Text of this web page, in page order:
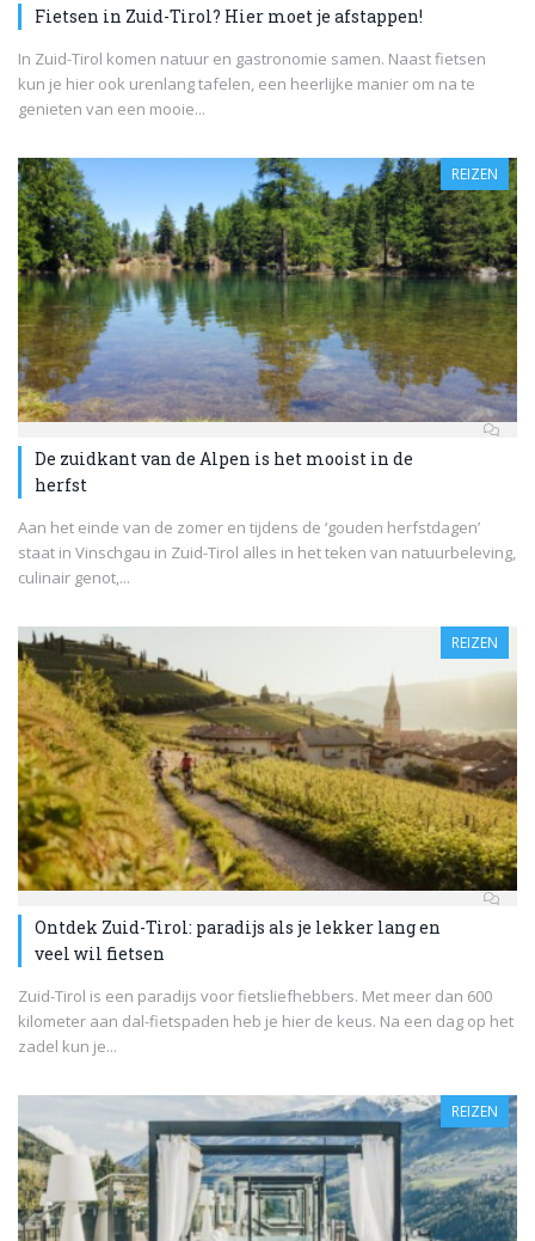
Fietsen in Zuid-Tirol? Hier moet je afstappen!
In Zuid-Tirol komen natuur en gastronomie samen. Naast fietsen
kun je hier ook urenlang tafelen, een heerlijke manier om na te
genieten van een mooie...
REIZEN
De zuidkant van de Alpen is het mooist in de
herfst
Aan het einde van de zomer en tijdens de ‘gouden herfstdagen’
staat in Vinschgau in Zuid-Tirol alles in het teken van natuurbeleving,
culinair genot,...
REIZEN
Ontdek Zuid-Tirol: paradijs als je lekker lang en
veel wil fietsen
Zuid-Tirol is een paradijs voor fietsliefhebbers. Met meer dan 600
kilometer aan dal-fietspaden heb je hier de keus. Na een dag op het
zadel kun je...
REIZEN